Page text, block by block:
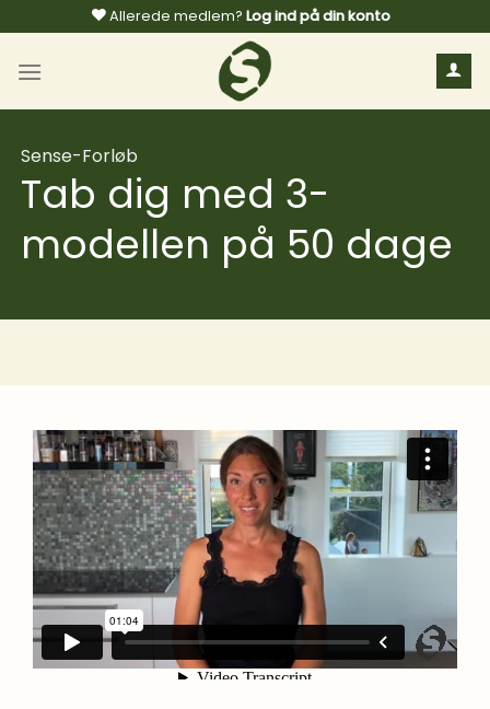
til
indhold
Allerede medlem? Log ind på din konto
Sense-Forløb
Tab dig med 3-
modellen på 50 dage